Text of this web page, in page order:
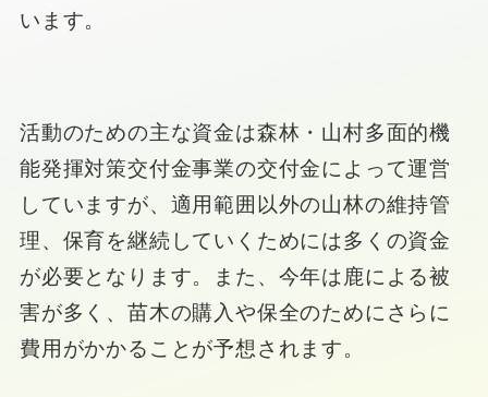
います。
活動のための主な資金は森林・山村多面的機
能発揮対策交付金事業の交付金によって運営
していますが、適用範囲以外の山林の維持管
理、保育を継続していくためには多くの資金
が必要となります。また、今年は鹿による被
害が多く、苗木の購入や保全のためにさらに
費用がかかることが予想されます。